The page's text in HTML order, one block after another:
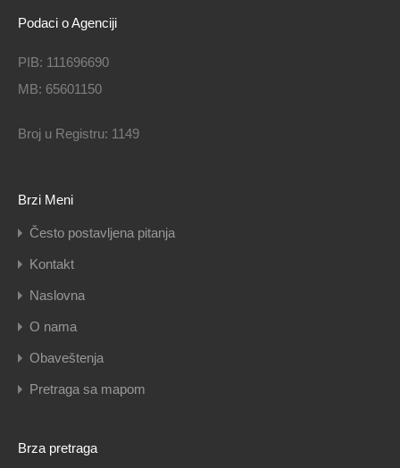
Podaci o Agenciji
PIB: 111696690
MB: 65601150
Broj u Registru: 1149
Brzi Meni
Često postavljena pitanja
Kontakt
Naslovna
O nama
Obaveštenja
Pretraga sa mapom
Brza pretraga